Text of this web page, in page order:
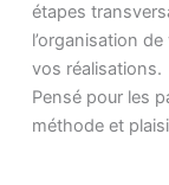
étapes
l’organisation
vos réalisations.
Pensé pour les
méthode et